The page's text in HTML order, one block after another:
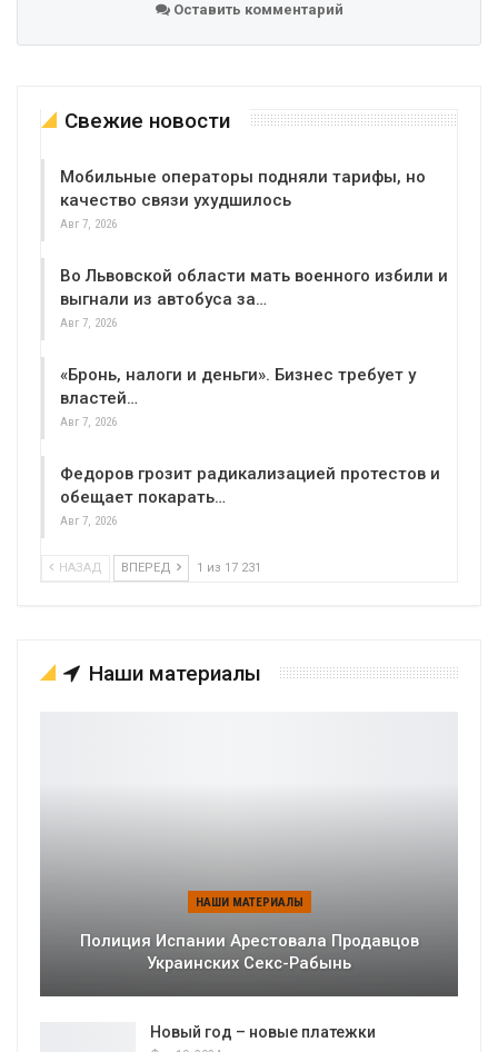
Оставить комментарий
Свежие новости
Мобильные операторы подняли тарифы, но
качество связи ухудшилось
Авг 7, 2026
Во Львовской области мать военного избили и
выгнали из автобуса за…
Авг 7, 2026
«Бронь, налоги и деньги». Бизнес требует у
властей…
Авг 7, 2026
Федоров грозит радикализацией протестов и
обещает покарать…
Авг 7, 2026
НАЗАД ВПЕРЕД 1 из 17 231
Наши материалы
НАШИ МАТЕРИАЛЫ
Полиция Испании Арестовала Продавцов
Украинских Секс-Рабынь
Новый год – новые платежки